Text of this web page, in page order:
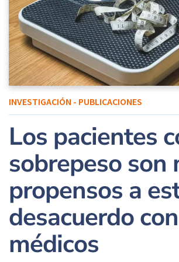
INVESTIGACIÓN - PUBLICACIONES
Los pacientes
sobrepeso son
propensos a
desacuerdo
médicos